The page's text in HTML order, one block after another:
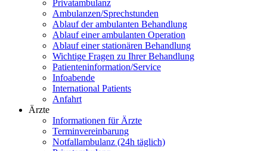
Privatambulanz
Ambulanzen/Sprechstunden
Ablauf der ambulanten Behandlung
Ablauf einer ambulanten Operation
Ablauf einer stationären Behandlung
Wichtige Fragen zu Ihrer Behandlung
Patienteninformation/Service
Infoabende
International Patients
Anfahrt
Ärzte
Informationen für Ärzte
Terminvereinbarung
Notfallambulanz (24h täglich)